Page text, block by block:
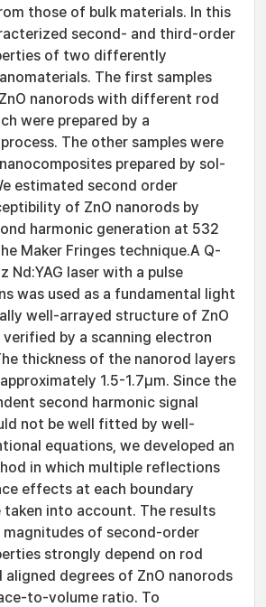
those of bulk materials. In this
second- and third-order
of two differently
The first samples
nanorods with different rod
were prepared by a
The other samples were
prepared by sol-
estimated second order
of ZnO nanorods by
harmonic generation at 532
Maker Fringes technique.A Q-
Nd:YAG laser with a pulse
was used as a fundamental light
well-arrayed structure of ZnO
verified by a scanning electron
thickness of the nanorod layers
1.5-1.7μm. Since the
second harmonic signal
not be well fitted by well-
equations, we developed an
in which multiple reflections
effects at each boundary
taken into account. The results
of second-order
strongly depend on rod
aligned degrees of ZnO nanorods
to-volume ratio. To